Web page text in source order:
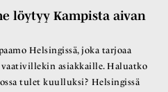
löytyy Kampista aivan
Helsingissä, joka tarjoaa
asiakkaille. Haluatko
tulet kuulluksi? Helsingissä